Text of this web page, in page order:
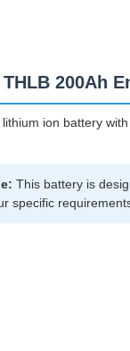
THLB 200Ah
ion battery
This battery is
specific